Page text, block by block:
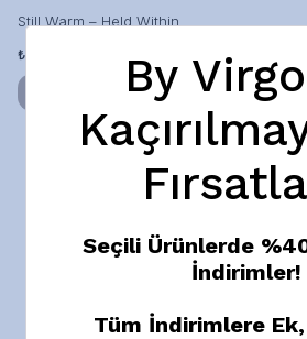
Still Warm – Held Within
₺ 2,750.00
SEPETE EKLE
By
Seçili Ürünlerde
İndirimler!
Tüm İndirimlere